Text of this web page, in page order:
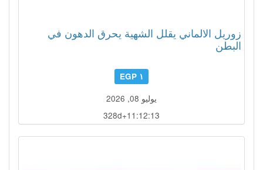
زوريل الالماني يقلل الشهية يحرق الدهون في
البطن
١ EGP
يوليو 08, 2026
328d+11:12:10